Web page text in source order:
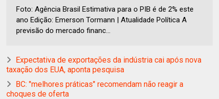
Foto: Agência Brasil Estimativa para o PIB é de 2% este
ano Edição: Emerson Tormann | Atualidade Política A
previsão do mercado financ...
Expectativa de exportações da indústria cai após nova
taxação dos EUA, aponta pesquisa
BC: "melhores práticas" recomendam não reagir a
choques de oferta